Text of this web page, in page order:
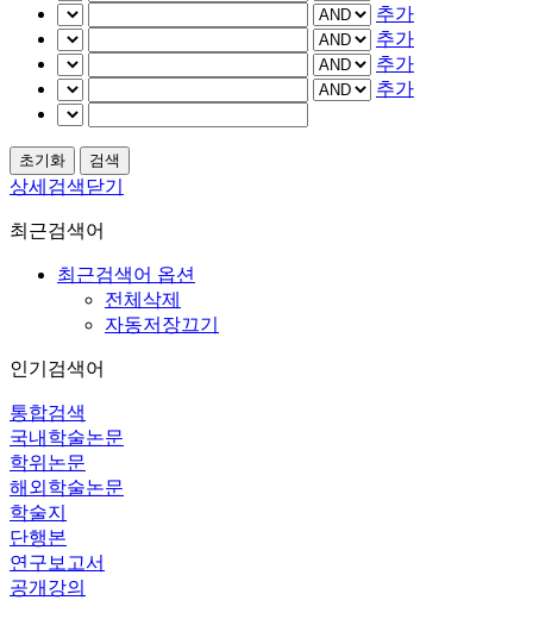
추가
추가
추가
추가
상세검색닫기
최근검색어
최근검색어 옵션
전체삭제
자동저장끄기
인기검색어
통합검색
국내학술논문
학위논문
해외학술논문
학술지
단행본
연구보고서
공개강의